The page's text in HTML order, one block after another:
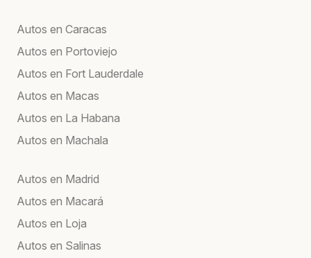
Autos en Caracas
Autos en Portoviejo
Autos en Fort Lauderdale
Autos en Macas
Autos en La Habana
Autos en Machala
Autos en Madrid
Autos en Macará
Autos en Loja
Autos en Salinas